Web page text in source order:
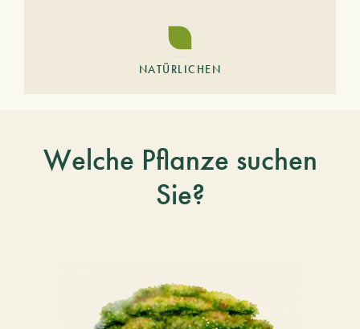
NATÜRLICHEN
Welche Pflanze suchen
Sie?